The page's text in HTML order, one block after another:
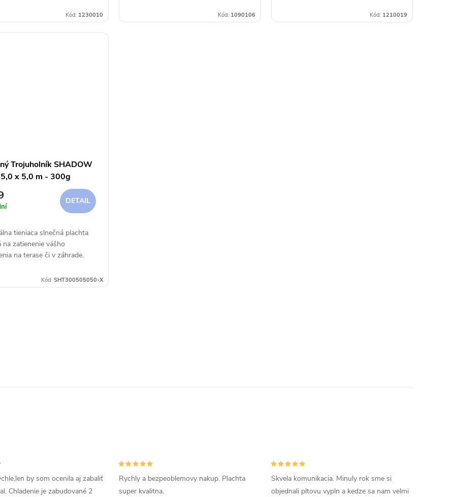
terasách a pri bazénoch.
Kód: 1230010
horúčavou, krupobitím a tiež pred
UV žiarením a...
Kód: 1090106
Meshnet® HDPE 320 chráni pred
intenzívnou...
Kód: 1210019
Trojuholník SHADOW
x 5,0 m - 300g
DETAIL
tieniaca slnečná plachta
na zatienenie vášho
na terase či v záhrade.
Kód: SHT300505050-X
by som ocenila aj zabaliť
Chladenie je zabudované 2
Rychly a bezpeoblemovy nakup. Plachta
super kvalitna.
Skvela komunikacia. Minuly rok sme si
objednali pltovu vypln a kedze sa nam velmi